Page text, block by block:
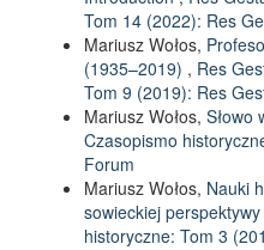
Tom 14 (2022): Res
Mariusz Wołos,
(1935–2019) , Res
Tom 9 (2019): Res
Mariusz Wołos, Słowo
Czasopismo
Forum
Mariusz Wołos, Nauki
sowieckiej perspektywy
historyczne: Tom 3